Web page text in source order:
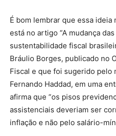
É bom lembrar que essa
está no artigo “A mudança
sustentabilidade fiscal
Bráulio Borges, publicado no
Fiscal e que foi sugerido pelo
Fernando Haddad, em uma
afirma que “os pisos
assistenciais deveriam ser
inflação e não pelo salário-